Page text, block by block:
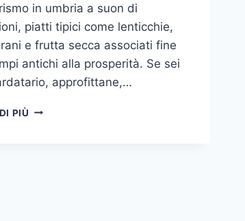
in umbria a suon di
piatti tipici come lenticchie,
e frutta secca associati fine
antichi alla prosperità. Se sei
approfittane,…
PIÙ CAPODANNO